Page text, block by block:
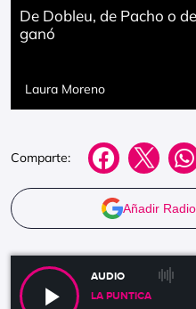
De Dobleu, de Pacho o
ganó
Laura Moreno
Comparte:
Añadir
AUDIO
LA PUNTICA